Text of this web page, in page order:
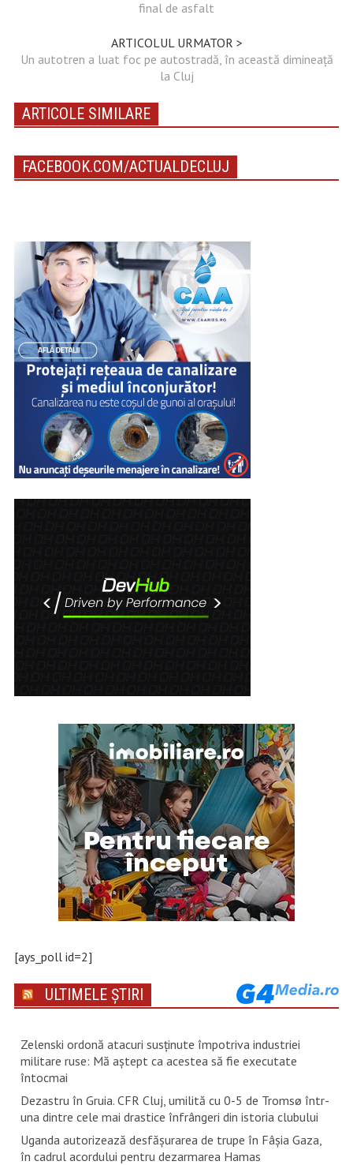
final de asfalt
ARTICOLUL URMATOR >
Un autotren a luat foc pe autostradă, în această dimineață
la Cluj
ARTICOLE SIMILARE
FACEBOOK.COM/ACTUALDECLUJ
[ays_poll id=2]
ULTIMELE ȘTIRI
Zelenski ordonă atacuri susţinute împotriva industriei
militare ruse: Mă aştept ca acestea să fie executate
întocmai
Dezastru în Gruia. CFR Cluj, umilită cu 0-5 de Tromsø într-
una dintre cele mai drastice înfrângeri din istoria clubului
Uganda autorizează desfăşurarea de trupe în Fâşia Gaza,
în cadrul acordului pentru dezarmarea Hamas